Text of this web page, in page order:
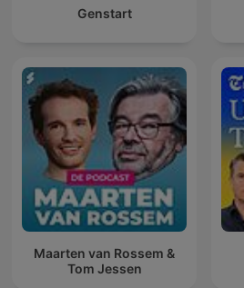
Genstart
Maarten van Rossem &
Tom Jessen